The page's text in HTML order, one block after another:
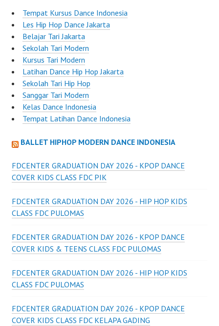
Tempat Kursus Dance Indonesia
Les Hip Hop Dance Jakarta
Belajar Tari Jakarta
Sekolah Tari Modern
Kursus Tari Modern
Latihan Dance Hip Hop Jakarta
Sekolah Tari Hip Hop
Sanggar Tari Modern
Kelas Dance Indonesia
Tempat Latihan Dance Indonesia
BALLET HIPHOP MODERN DANCE INDONESIA
FDCENTER GRADUATION DAY 2026 - KPOP DANCE
COVER KIDS CLASS FDC PIK
FDCENTER GRADUATION DAY 2026 - HIP HOP KIDS
CLASS FDC PULOMAS
FDCENTER GRADUATION DAY 2026 - KPOP DANCE
COVER KIDS & TEENS CLASS FDC PULOMAS
FDCENTER GRADUATION DAY 2026 - HIP HOP KIDS
CLASS FDC PULOMAS
FDCENTER GRADUATION DAY 2026 - KPOP DANCE
COVER KIDS CLASS FDC KELAPA GADING